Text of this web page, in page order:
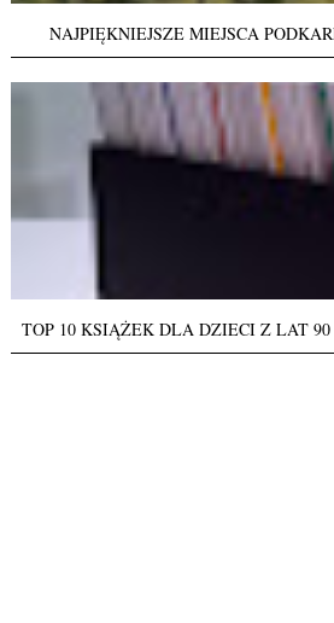
NAJPIĘKNIEJSZE MIEJSCA
TOP 10 KSIĄŻEK DLA DZIECI Z LAT 90